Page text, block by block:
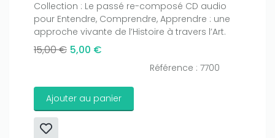
Collection : Le passé re-composé CD audio
pour Entendre, Comprendre, Apprendre : une
approche vivante de l’Histoire à travers l’Art.
15,00 € 5,00 €
Référence : 7700
Ajouter au panier